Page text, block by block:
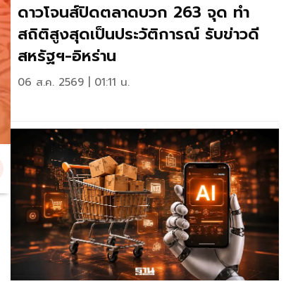
ดาวโจนส์ปิดตลาดบวก 263 จุด ทำ
สถิติสูงสุดเป็นประวัติการณ์ รับข่าวดี
สหรัฐฯ-อิหร่าน
06 ส.ค. 2569 | 01:11 น.